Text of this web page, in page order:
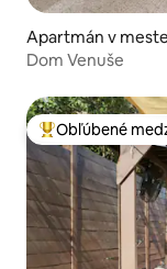
Apartmán v
Dom Venuše
Najobľúbenejšie
Obľúbené